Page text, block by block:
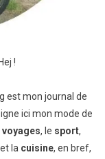
!
est mon journal de
ici mon mode de
voyages, le sport,
et la cuisine, en bref,